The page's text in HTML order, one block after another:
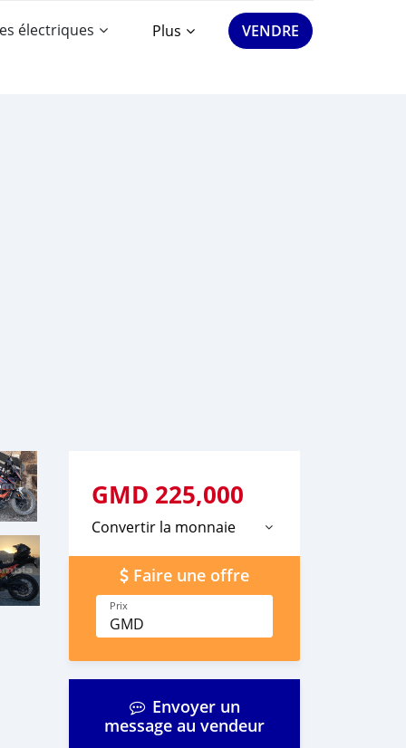
électriques Plus VENDRE
GMD 225,000
Convertir la monnaie
Faire une offre
Prix
GMD
Envoyer un
message au vendeur